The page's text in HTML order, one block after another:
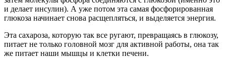
и делает инсулин). А уже потом эта самая фосфорированная
глюкоза начинает снова расщепляться, и выделяется энергия.
Эта сахароза, которую так все ругают, превращаясь в глюкозу,
питает не только головной мозг для активной работы, она так
же питает наши мышцы и клетки печени.